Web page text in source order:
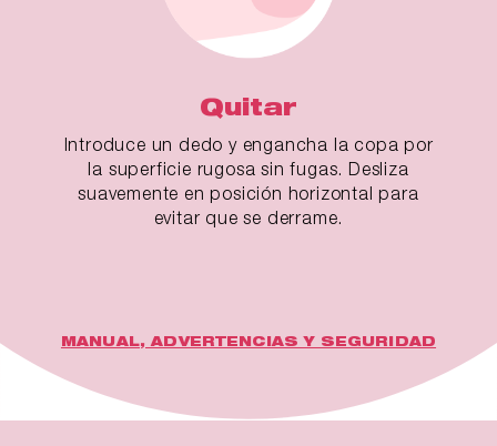
Quitar
Introduce un dedo y engancha la copa por
la superficie rugosa sin fugas. Desliza
suavemente en posición horizontal para
evitar que se derrame.
MANUAL, ADVERTENCIAS Y SEGURIDAD